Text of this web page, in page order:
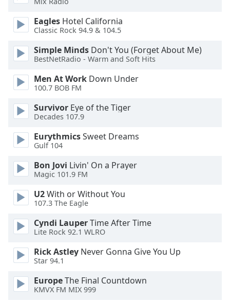
window.
Background
Color
Opacity
Caption
Area
Background
Eagles Hotel California
Classic Rock 94.9 & 104.5
Simple Minds Don't You (Forget About Me)
BestNetRadio - Warm and Soft Hits
Men At Work Down Under
100.7 BOB FM
Survivor Eye of the Tiger
Decades 107.9
EurythmicsSweet Dreams
Gulf 104
Bon Jovi Livin' On a Prayer
Magic 101.9 FM
U2With or Without You
107.3 The Eagle
Cyndi LauperTime After Time
Lite Rock 92.1 WLRO
Rick Astley Never Gonna Give You Up
Star 94.1
EuropeThe Final Countdown
KMVX FM MIX 999